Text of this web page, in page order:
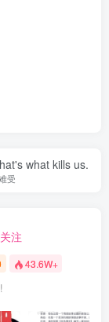
what kills us.
受
关注
43.6W+